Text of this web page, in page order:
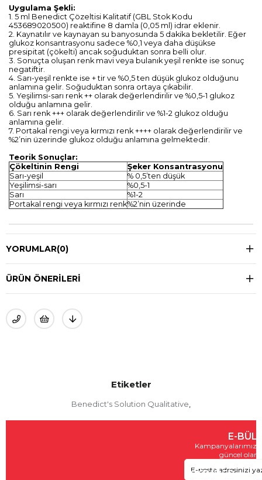
Uygulama Şekli:
1. 5 ml Benedict Çözeltisi Kalitatif (GBL Stok Kodu
453689020500) reaktifine 8 damla (0,05 ml) idrar eklenir.
2. Kaynatılır ve kaynayan su banyosunda 5 dakika bekletilir. Eğer
glukoz konsantrasyonu sadece %0,1 veya daha düşükse
presipitat (çökelti) ancak soğuduktan sonra belli olur.
3. Sonuçta oluşan renk mavi veya bulanık yeşil renkte ise sonuç
negatiftir.
4. Sarı-yeşil renkte ise + tir ve %0,5 ten düşük glukoz olduğunu
anlamına gelir. Soğuduktan sonra ortaya çıkabilir.
5. Yeşilimsi-sarı renk ++ olarak değerlendirilir ve %0,5-1 glukoz
olduğu anlamına gelir.
6. Sarı renk +++ olarak değerlendirilir ve %1-2 glukoz olduğu
anlamına gelir.
7. Portakal rengi veya kırmızı renk ++++ olarak değerlendirilir ve
%2’nin üzerinde glukoz olduğu anlamına gelmektedir.
Teorik Sonuçlar:
Çökeltinin Rengi
Şeker Konsantrasyonu
Sarı-yeşil
% 0,5’ten düşük
Yeşilimsi-sarı
%0,5-1
Sarı
%1-2
Portakal rengi veya kırmızı renk%2’nin üzerinde
YORUMLAR(0)
ÜRÜN ÖNERILERI
Etiketler
Benedict's Solution Qualitative,
E-
güncel
GÖNDER